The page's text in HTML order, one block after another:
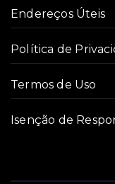
Endereços Úteis
Política de
Termos de Uso
Isenção de